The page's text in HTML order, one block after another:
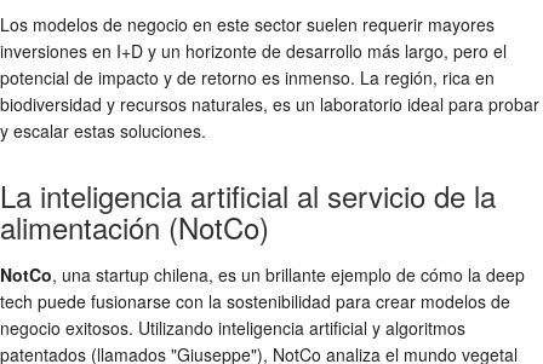
Los modelos de negocio en este sector suelen requerir mayores
inversiones en I+D y un horizonte de desarrollo más largo, pero el
potencial de impacto y de retorno es inmenso. La región, rica en
biodiversidad y recursos naturales, es un laboratorio ideal para probar
y escalar estas soluciones.
La inteligencia artificial al servicio de la
alimentación (NotCo)
NotCo, una startup chilena, es un brillante ejemplo de cómo la deep
tech puede fusionarse con la sostenibilidad para crear modelos de
negocio exitosos. Utilizando inteligencia artificial y algoritmos
patentados (llamados "Giuseppe"), NotCo analiza el mundo vegetal